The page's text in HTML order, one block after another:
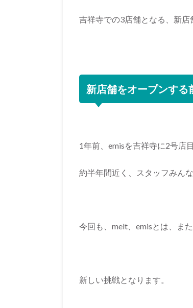
吉祥寺での3店舗となる、新店
新店舗をオープンす
1年前、emisを吉祥寺に2号店
約半年間近く、スタッフみん
今回も、melt、emisとは、ま
新しい挑戦となります。